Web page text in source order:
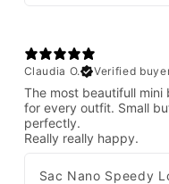
Claudia O.
Verified
The most beautifull mini
for every outfit. Small
perfectly.
Really really happy.